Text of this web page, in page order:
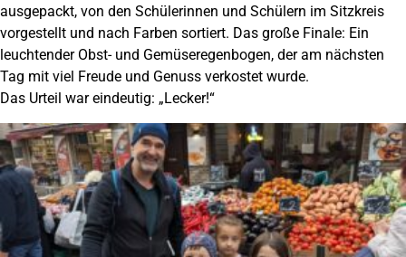
ausgepackt, von den Schülerinnen und Schülern im Sitzkreis
vorgestellt und nach Farben sortiert. Das große Finale: Ein
leuchtender Obst- und Gemüseregenbogen, der am nächsten
Tag mit viel Freude und Genuss verkostet wurde.
Das Urteil war eindeutig: „Lecker!“